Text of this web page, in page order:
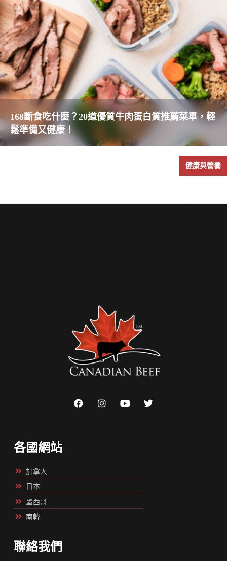
168斷食吃什麼？20道優質牛肉蛋白質推薦菜單，輕
鬆準備又健康！
健康與營養
各國網站
加拿大
日本
墨西哥
南韓
聯絡我們